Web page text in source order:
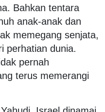
Bahkan tentara
anak-anak dan
memegang senjata,
perhatian dunia.
pernah
terus memerangi